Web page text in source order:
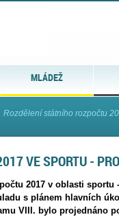
MLÁDEŽ
Rozdělení státního rozpočtu
VE SPORTU -
2017 v oblasti
s plánem hlavních
VIII. bylo projednáno